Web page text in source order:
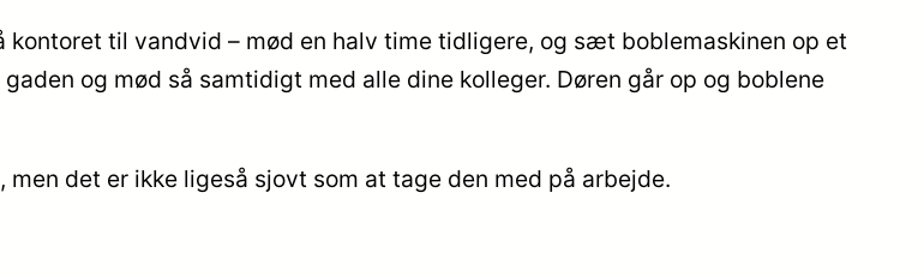
til vandvid – mød en halv time tidligere, og sæt boblemaskinen op et
og mød så samtidigt med alle dine kolleger. Døren går op og boblene
det er ikke ligeså sjovt som at tage den med på arbejde.